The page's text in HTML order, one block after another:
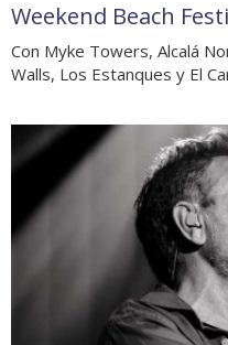
Weekend Beach
Con Myke Towers, Alcalá
Walls, Los Estanques y El